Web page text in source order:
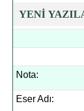
YENİ
Nota:
Eser Adı: